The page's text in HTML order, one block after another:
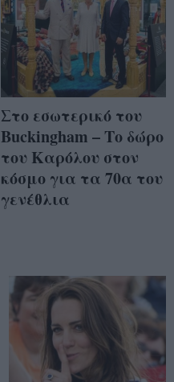
Στο εσωτερικό του
Buckingham – Το δώρο
του Καρόλου στον
κόσμο για τα 70α του
γενέθλια